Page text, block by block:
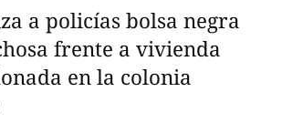
a policías bolsa negra
frente a vivienda
en la colonia